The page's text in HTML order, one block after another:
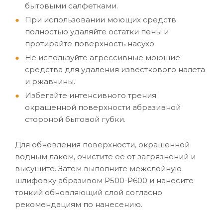
бытовыми салфетками.
При использовании моющих средств
полностью удаляйте остатки пены и
протирайте поверхность насухо.
Не используйте агрессивные моющие
средства для удаления известкового налета
и ржавчины.
Избегайте интенсивного трения
окрашенной поверхности абразивной
стороной бытовой губки.
Для обновления поверхности, окрашенной
водным лаком, очистите её от загрязнений и
высушите. Затем выполните межслойную
шлифовку абразивом P500-P600 и нанесите
тонкий обновляющий слой согласно
рекомендациям по нанесению.